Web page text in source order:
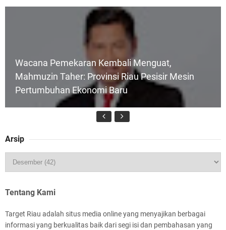
Wacana Pemekaran Kembali Menguat,
Mahmuzin Taher: Provinsi Riau Pesisir Mesin
Pertumbuhan Ekonomi Baru
HUT IBI Ke-75, Bupati Asmar: Bidan Garda
2045
Arsip
Tentang Kami
Target Riau adalah situs media online yang menyajikan berbagai
informasi yang berkualitas baik dari segi isi dan pembahasan yang